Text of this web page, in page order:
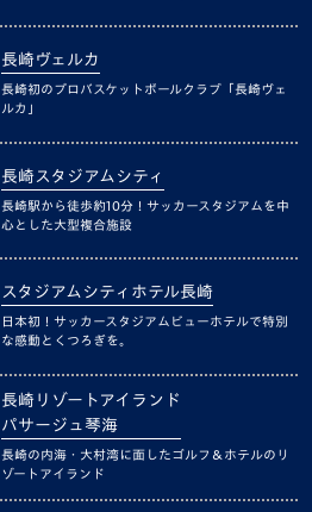
長崎ヴェルカ
長崎初のプロバスケットボールクラブ「長崎ヴェ
ルカ」
長崎スタジアムシティ
長崎駅から徒歩約10分！サッカースタジアムを中
心とした大型複合施設
スタジアムシティホテル長崎
日本初！サッカースタジアムビューホテルで特別
な感動とくつろぎを。
長崎リゾートアイランド
パサージュ琴海
長崎の内海・大村湾に面したゴルフ＆ホテルのリ
ゾートアイランド